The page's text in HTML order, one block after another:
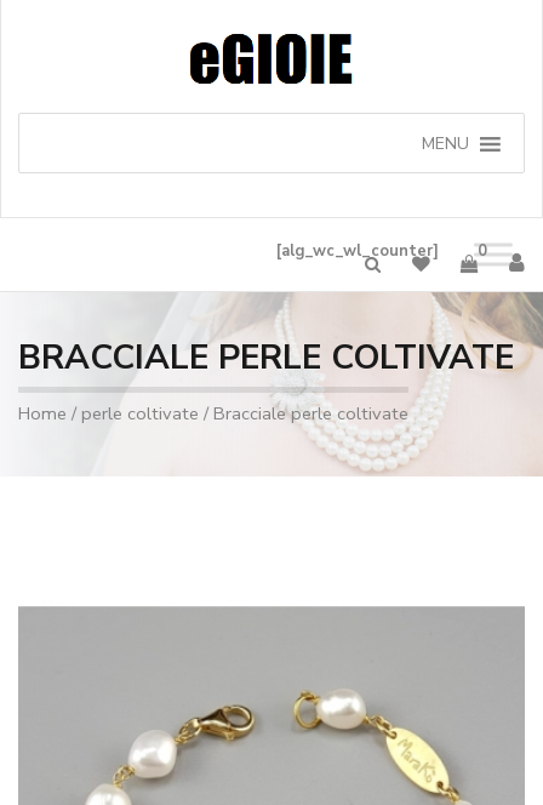
MENU
[alg_wc_wl_counter] 0
BRACCIALE PERLE COLTIVATE
Home / perle coltivate / Bracciale perle coltivate